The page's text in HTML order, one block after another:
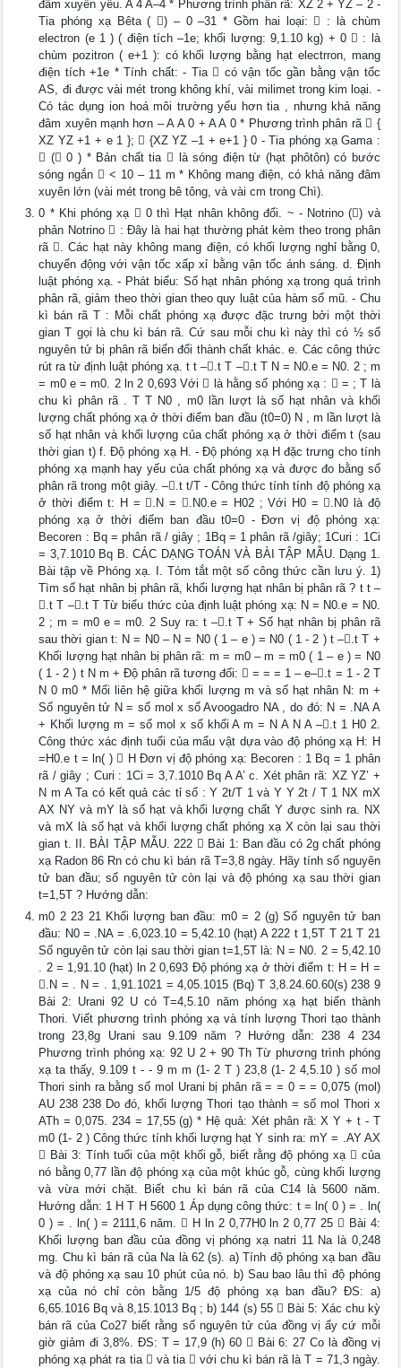
đâm xuyên yếu. A 4 A–4 * Phương trình phân rã: XZ 2 + YZ – 2 -
Tia phóng xạ Bêta ( ) – 0 –31 * Gồm hai loại:  : là chùm
electron (e 1 ) ( điện tích –1e; khối lượng: 9,1.10 kg) + 0  : là
chùm pozitron ( e+1 ): có khối lượng bằng hạt electrron, mang
điện tích +1e * Tính chất: - Tia  có vận tốc gần bằng vận tốc
AS, đi được vài mét trong không khí, vài milimet trong kim loại. -
Có tác dụng ion hoá môi trường yếu hơn tia , nhưng khả năng
đâm xuyên mạnh hơn – A A 0 + A A 0 * Phương trình phân rã  {
XZ YZ +1 + e 1 };  {XZ YZ –1 + e+1 } 0 - Tia phóng xạ Gama :
 ( 0 ) * Bản chất tia  là sóng điện từ (hạt phôtôn) có bước
sóng ngắn  < 10 – 11 m * Không mang điện, có khả năng đâm
xuyên lớn (vài mét trong bê tông, và vài cm trong Chì).
0 * Khi phóng xạ  0 thì Hạt nhân không đổi. ~ - Notrino () và
phản Notrino  : Đây là hai hạt thường phát kèm theo trong phân
rã . Các hạt này không mang điện, có khối lượng nghỉ bằng 0,
chuyển động với vận tốc xấp xỉ bằng vận tốc ánh sáng. d. Định
luật phóng xạ. - Phát biểu: Số hạt nhân phóng xạ trong quá trình
phân rã, giảm theo thời gian theo quy luật của hàm số mũ. - Chu
kì bán rã T : Mỗi chất phóng xạ được đặc trưng bởi một thời
gian T gọi là chu kì bán rã. Cứ sau mỗi chu kì này thì có ½ số
nguyên tử bị phân rã biến đổi thành chất khác. e. Các công thức
rút ra từ định luật phóng xạ. t t –.t T –.t T N = N0.e = N0. 2 ; m
= m0 e = m0. 2 ln 2 0,693 Với  là hằng số phóng xạ :  = ; T là
chu kì phân rã . T T N0 , m0 lần lượt là số hạt nhân và khối
lượng chất phóng xạ ở thời điểm ban đầu (t0=0) N , m lần lượt là
số hạt nhân và khối lượng của chất phóng xạ ở thời điểm t (sau
thời gian t) f. Độ phóng xạ H. - Độ phóng xạ H đặc trưng cho tính
phóng xạ mạnh hay yếu của chất phóng xạ và được đo bằng số
phân rã trong một giây. –.t t/T - Công thức tính tính độ phóng xạ
ở thời điểm t: H = .N = .N0.e = H02 ; Với H0 = .N0 là độ
phóng xạ ở thời điểm ban đầu t0=0 - Đơn vị độ phóng xạ:
Becoren : Bq = phân rã / giây ; 1Bq = 1 phân rã /giây; 1Curi : 1Ci
= 3,7.1010 Bq B. CÁC DẠNG TOÁN VÀ BÀI TẬP MẪU. Dạng 1.
Bài tập về Phóng xạ. I. Tóm tắt một số công thức cần lưu ý. 1)
Tìm số hạt nhân bị phân rã, khối lượng hạt nhân bị phân rã ? t t –
.t T –.t T Từ biểu thức của định luật phóng xạ: N = N0.e = N0.
2 ; m = m0 e = m0. 2 Suy ra: t –.t T + Số hạt nhân bị phân rã
sau thời gian t: N = N0 – N = N0 ( 1 – e ) = N0 ( 1 - 2 ) t –.t T +
Khối lượng hạt nhân bị phân rã: m = m0 – m = m0 ( 1 – e ) = N0
( 1 - 2 ) t N m + Độ phân rã tương đối:  = = = 1 – e–.t = 1 - 2 T
N 0 m0 * Mối liên hệ giữa khối lượng m và số hạt nhân N: m +
Số nguyên tử N = số mol x số Avoogadro NA , do đó: N = .NA A
+ Khối lượng m = số mol x số khối A m = N A N A –.t 1 H0 2.
Công thức xác định tuổi của mẩu vật dựa vào độ phóng xạ H: H
=H0.e t = ln( )  H Đơn vị độ phóng xạ: Becoren : 1 Bq = 1 phân
rã / giây ; Curi : 1Ci = 3,7.1010 Bq A A’ c. Xét phân rã: XZ YZ’ +
N m A Ta có kết quả các tỉ số : Y 2t/T 1 và Y Y 2t / T 1 NX mX
AX NY và mY là số hạt và khối lượng chất Y được sinh ra. NX
và mX là số hạt và khối lượng chất phóng xạ X còn lại sau thời
gian t. II. BÀI TẬP MẪU. 222  Bài 1: Ban đầu có 2g chất phóng
xạ Radon 86 Rn có chu kì bán rã T=3,8 ngày. Hãy tính số nguyên
tử ban đầu; số nguyên tử còn lại và độ phóng xạ sau thời gian
t=1,5T ? Hướng dẫn:
m0 2 23 21 Khối lượng ban đầu: m0 = 2 (g) Số nguyên tử ban
đầu: N0 = .NA = .6,023.10 = 5,42.10 (hạt) A 222 t 1,5T T 21 T 21
Số nguyên tử còn lại sau thời gian t=1,5T là: N = N0. 2 = 5,42.10
. 2 = 1,91.10 (hạt) ln 2 0,693 Độ phóng xạ ở thời điểm t: H = H =
.N = . N = . 1,91.1021 = 4,05.1015 (Bq) T 3,8.24.60.60(s) 238 9
Bài 2: Urani 92 U có T=4,5.10 năm phóng xạ hạt biến thành
Thori. Viết phương trình phóng xạ và tính lượng Thori tạo thành
trong 23,8g Urani sau 9.109 năm ? Hướng dẫn: 238 4 234
Phương trình phóng xạ: 92 U 2 + 90 Th Từ phương trình phóng
xạ ta thấy, 9.109 t - - 9 m m (1- 2 T ) 23,8 (1- 2 4,5.10 ) số mol
Thori sinh ra bằng số mol Urani bị phân rã = = 0 = = 0,075 (mol)
AU 238 238 Do đó, khối lượng Thori tạo thành = số mol Thori x
ATh = 0,075. 234 = 17,55 (g) * Hệ quả: Xét phân rã: X Y + t - T
m0 (1- 2 ) Công thức tính khối lượng hạt Y sinh ra: mY = .AY AX
 Bài 3: Tính tuổi của một khối gỗ, biết rằng độ phóng xạ  của
nó bằng 0,77 lần độ phóng xạ của một khúc gỗ, cùng khối lượng
và vừa mới chặt. Biết chu kì bán rã của C14 là 5600 năm.
Hướng dẫn: 1 H T H 5600 1 Áp dụng công thức: t = ln( 0 ) = . ln(
0 ) = . ln( ) = 2111,6 năm.  H ln 2 0,77H0 ln 2 0,77 25  Bài 4:
Khối lượng ban đầu của đồng vị phóng xạ natri 11 Na là 0,248
mg. Chu kì bán rã của Na là 62 (s). a) Tính độ phóng xạ ban đầu
và độ phóng xạ sau 10 phút của nó. b) Sau bao lâu thì độ phóng
xạ của nó chỉ còn bằng 1/5 độ phóng xạ ban đầu? ĐS: a)
6,65.1016 Bq và 8,15.1013 Bq ; b) 144 (s) 55  Bài 5: Xác chu kỳ
bán rã của Co27 biết rằng số nguyên tử của đồng vị ấy cứ mỗi
giờ giảm đi 3,8%. ĐS: T = 17,9 (h) 60  Bài 6: 27 Co là đồng vị
phóng xạ phát ra tia  và tia  với chu kì bán rã là T = 71,3 ngày.